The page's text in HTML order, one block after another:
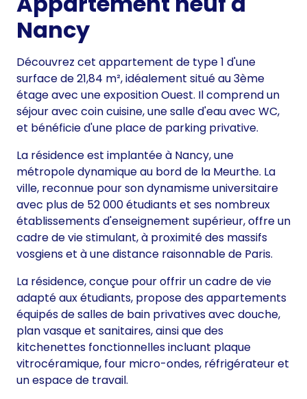
Nancy
Découvrez cet appartement de type 1 d'une
surface de 21,84 m², idéalement situé au 3ème
étage avec une exposition Ouest. Il comprend un
séjour avec coin cuisine, une salle d'eau avec WC,
et bénéficie d'une place de parking privative.
La résidence est implantée à Nancy, une
métropole dynamique au bord de la Meurthe. La
ville, reconnue pour son dynamisme universitaire
avec plus de 52 000 étudiants et ses nombreux
établissements d'enseignement supérieur, offre un
cadre de vie stimulant, à proximité des massifs
vosgiens et à une distance raisonnable de Paris.
La résidence, conçue pour offrir un cadre de vie
adapté aux étudiants, propose des appartements
équipés de salles de bain privatives avec douche,
plan vasque et sanitaires, ainsi que des
kitchenettes fonctionnelles incluant plaque
vitrocéramique, four micro-ondes, réfrigérateur et
un espace de travail.